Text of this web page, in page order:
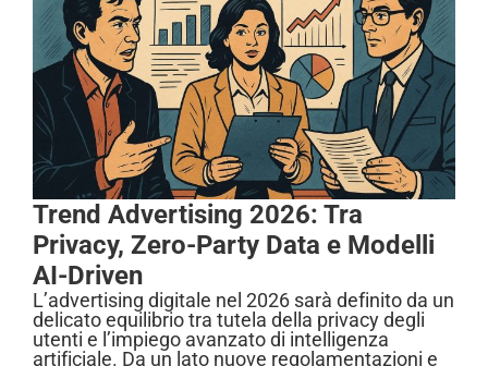
Trend Advertising 2026: Tra
Privacy, Zero-Party Data e Modelli
AI-Driven
L’advertising digitale nel 2026 sarà definito da un
delicato equilibrio tra tutela della privacy degli
utenti e l’impiego avanzato di intelligenza
artificiale. Da un lato nuove regolamentazioni e